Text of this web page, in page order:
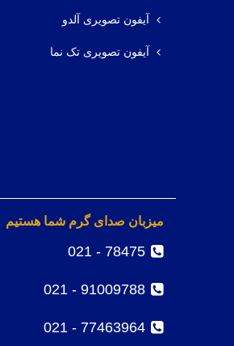
آیفون تصویری آلدو
آیفون تصویری تک نما
میزبان صدای گرم شما هستیم
78475 - 021
91009788 - 021
77463964 - 021